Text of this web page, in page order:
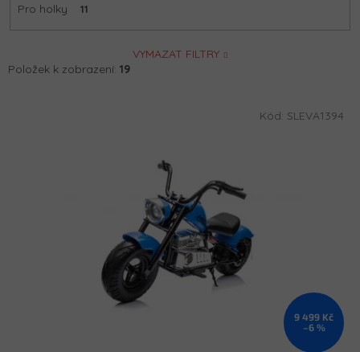
Pro holky 11
VYMAZAT FILTRY
Položek k zobrazení: 19
9 499 Kč
–6 %
Kód: SLEVA1394